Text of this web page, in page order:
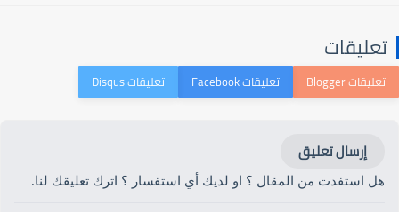
تعليقات
إرسال تعليق
هل استفدت من المقال ؟ او لديك أي استفسار ؟ اترك تعليقك لنا.